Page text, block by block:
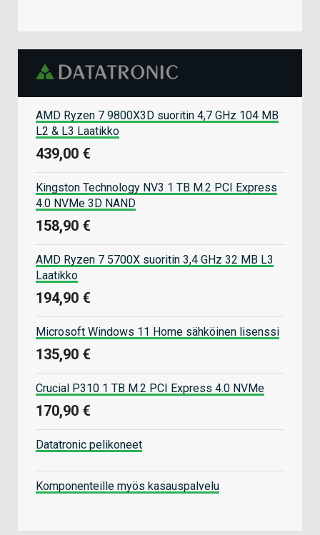
AMD Ryzen 7 9800X3D suoritin 4,7 GHz 104 MB
L2 & L3 Laatikko
439,00 €
Kingston Technology NV3 1 TB M.2 PCI Express
4.0 NVMe 3D NAND
158,90 €
AMD Ryzen 7 5700X suoritin 3,4 GHz 32 MB L3
Laatikko
194,90 €
Microsoft Windows 11 Home sähköinen lisenssi
135,90 €
Crucial P310 1 TB M.2 PCI Express 4.0 NVMe
170,90 €
Datatronic pelikoneet
Komponenteille myös kasauspalvelu